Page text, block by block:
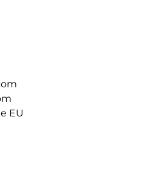
täglichen Stößen und
Dank der integrierten
Pencil hast du ihn immer
das nächste Level zu bringen?
Stil, Vielseitigkeit und Schutz
– gemacht, um mit dir Schritt zu
Tag führt.
EU